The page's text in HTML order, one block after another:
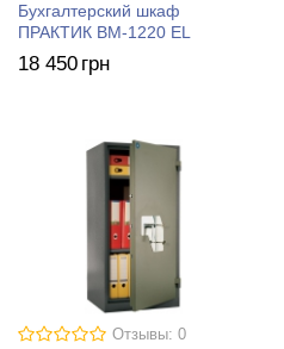
Бухгалтерский шкаф
ПРАКТИК BM-1220 EL
18 450 грн
Отзывы: 0